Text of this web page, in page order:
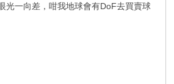
光一向差，咁我地球會有DoF去買賣球